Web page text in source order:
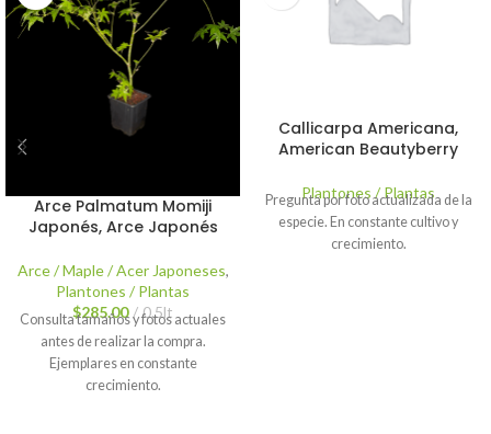
Arce Palmatum Momiji
Japonés, Arce Japonés
Arce / Maple / Acer Japoneses,
Plantones / Plantas
$285.00 0.5lt
Consulta tamaños y fotos actuales
antes de realizar la compra.
Ejemplares en constante
crecimiento.
Callicarpa Americana,
American Beautyberry
Plantones / Plantas
Pregunta por foto actualizada de la
especie. En constante cultivo y
crecimiento.